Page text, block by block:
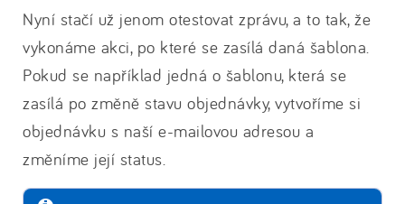
Nyní stačí už jenom otestovat zprávu, a to tak, že
vykonáme akci, po které se zasílá daná šablona.
Pokud se například jedná o šablonu, která se
zasílá po změně stavu objednávky, vytvoříme si
objednávku s naší e-mailovou adresou a
změníme její status.